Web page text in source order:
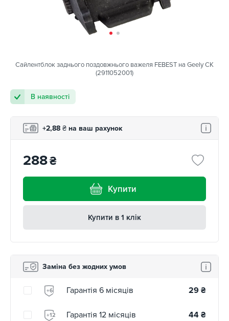
Сайлентблок заднього поздовжнього важеля FEBEST на Geely CK
(2911052001)
В наявності
+2,88 ₴ на ваш рахунок
288₴
Купити
Купити в 1 клік
Заміна без жодних умов
+6 Гарантія 6 місяців 29 ₴
+12 Гарантія 12 місяців 44 ₴